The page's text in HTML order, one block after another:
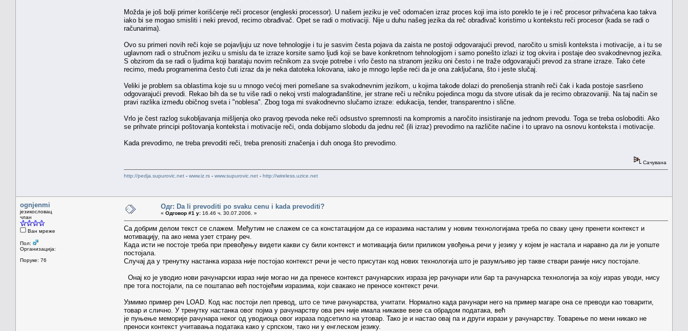
Možda je još bolji primer korišćenje reči procesor (engleski processor). U našem jeziku je več odomaćen izraz proces koji ima isto poreklo te je i reč procesor prihvaćena kao takva
iako bi se mogao smisliti i neki prevod, recimo obrađivač. Opet se radi o motivaciji. Nije u duhu našeg jezika da reč obrađivač koristimo u kontekstu reči procesor (kada se radi o
računarima).
Ovo su primeri novih reči koje se pojavljuju uz nove tehnologije i tu je sasvim česta pojava da zaista ne postoji odgovarajući prevod, naročito u smisli konteksta i motivacije, a i tu se
uglavnom radi o stručnom jeziku u smislu da te izraze korsite samo ljudi koji se bave konkretnom tehnologijom i samo ponešto izlazi iz tog okvira i postaje deo svakodnevnog jezika.
S obzirom da se radi o ljudima koji barataju novim rečnikom za svoje potrebe i vrlo često na stranom jeziku oni često i ne traže odgovarajuči prevod za strane izraze. Tako ćete
recimo, među programerima često čuti izraz da je neka datoteka lokovana, iako je mnogo lepše reći da je ona zaključana, što i jeste slučaj.
Veliki je problem sa oblastima koje su u mnogo većoj meri pomešane sa svakodnevnim jezikom, u kojima takođe dolazi do prenošenja stranih reči čak i kada postoje sasršeno
odgovarajući prevodi. Rekao bih da se tu više radi o nekoj vrsti malograđanštine, jer strane reči u rečniku pojedinca mogu da stvore utisak da je recimo obrazovaniji. Na taj način se
pravi razlika između običnog sveta i "noblesa". Zbog toga mi svakodnevno slučamo izraze: edukacija, tender, transparentno i slične.
Vrlo je čest razlog sukobljavanja mišljenja oko pravog rpevoda neke reči odsustvo spremnosti na kompromis a naročito insistiranje na jednom prevodu. Toga se treba osloboditi. Ako
se prihvate principi poštovanja konteksta i motivacije reči, onda dobijamo slobodu da jednu reč (ili izraz) prevodimo na različite načine i to upravo na osnovu konteksta i motivacije.
Kada prevodimo, ne treba prevoditi reči, treba prenositi značenja i duh onoga što prevodimo.
Сачувана
http://pedja.supurovic.net - www.iz.rs - www.supurovic.net - http://wireless.uzice.net
ognjenmi
језикословац
члан
Ван мреже
Пол:
Организација:
Поруке: 76
Одг: Da li prevoditi po svaku cenu i kada prevoditi?
« Одговор #1 у: 16.46 ч. 30.07.2006. »
Са добрим делом текст се слажем. Међутим не слажем се са констатацијом да се изразима насталим у новим технологијама треба по сваку цену пренети контекст и
мотивацију, па ако нема узет страну реч.
Када исти не постоје треба при превођењу видети какви су били контекст и мотивација били приликом увођења речи у језику у којем је настала и наравно да ли је уопште
постојала.
Случај да у тренутку настанка израза није постојао контекст речи је често присутан код нових технологија што је разумљиво јер такве ствари раније нису постојале.
Онај ко је уводио нови рачунарски израз није могао ни да пренесе контекст рачунарских израза јер рачунари или бар та рачунарска технологија за коју израѕ уводи, нису
пре тога постојали, па се поштапао већ постојећим изразима, који свакако не преносе контекст речи.
Узмимо пример реч LOAD. Код нас постоји леп превод, што се тиче рачунарства, учитати. Нормално када рачунари него на пример магаре она се преводи као товарити,
товар и слично. У тренутку настанка овог појма у рачунарству ова реч није имала никакве везе са обрадом података, већ
је пуњење меморије рачунара неког од уводиоца овог израза подсетило на утовар. Тако је и настао овај па и други изрази у рачунарству. Товарење по мени никако не
преноси контекст учитавања података како у српском, тако ни у енглеском језику.